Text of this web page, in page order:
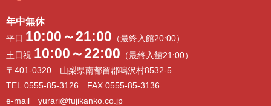
年中無休
平日 10:00～21:00 （最終入館20:00）
土日祝 10:00～22:00 （最終入館21:00）
〒401-0320 山梨県南都留郡鳴沢村8532-5
TEL.0555-85-3126 FAX.0555-85-3136
e-mail yurari@fujikanko.co.jp